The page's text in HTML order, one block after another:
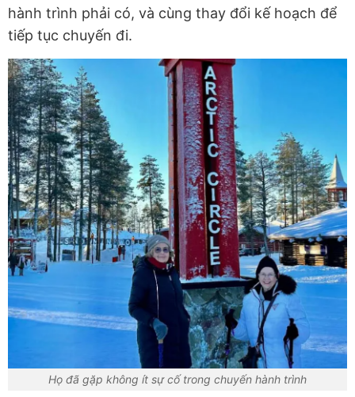
hành trình phải có, và cùng thay đổi kế hoạch để
tiếp tục chuyến đi.
Họ đã gặp không ít sự cố trong chuyến hành trình